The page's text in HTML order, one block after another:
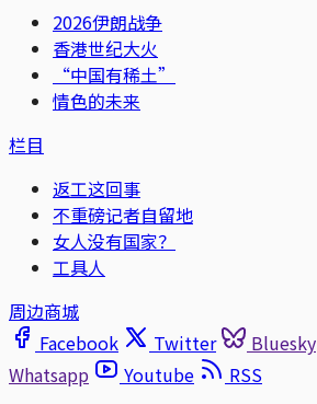
2026伊朗战争
香港世纪大火
“中国有稀土”
情色的未来
栏目
返工这回事
不重磅记者自留地
女人没有国家？
工具人
周边商城
Facebook
Twitter Bluesky
Whatsapp
Youtube
RSS